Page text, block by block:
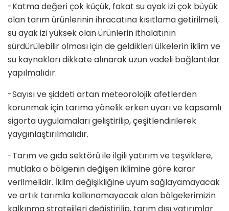
-Katma değeri çok küçük, fakat su ayak izi çok büyük
olan tarım ürünlerinin ihracatına kısıtlama getirilmeli,
su ayak izi yüksek olan ürünlerin ithalatının
sürdürülebilir olması için de geldikleri ülkelerin iklim ve
su kaynakları dikkate alınarak uzun vadeli bağlantılar
yapılmalıdır.
-Sayısı ve şiddeti artan meteorolojik afetlerden
korunmak için tarıma yönelik erken uyarı ve kapsamlı
sigorta uygulamaları geliştirilip, çeşitlendirilerek
yaygınlaştırılmalıdır.
-Tarım ve gıda sektörü ile ilgili yatırım ve teşviklere,
mutlaka o bölgenin değişen iklimine göre karar
verilmelidir. İklim değişikliğine uyum sağlayamayacak
ve artık tarımla kalkınamayacak olan bölgelerimizin